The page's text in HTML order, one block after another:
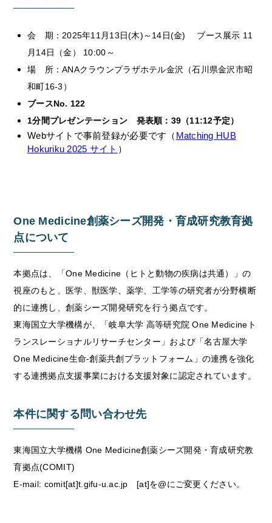
会 期：2025年11月13日(木)～14日(金) ブース展示 11
月14日（金） 10:00～
場 所：ANAクラウンプラザホテル金沢（石川県金沢市昭
和町16-3）
ブースNo. 122
1分間プレゼンテーション 発表順：39（11:12予定）
Webサイトで事前登録が必要です（ Matching HUB
Hokuriku 2025 サイト ）
One Medicine創薬シーズ開発・育成研究教育拠
点について
本拠点は、「One Medicine（ヒトと動物の疾病は共通）」の
視座のもと、医学、獣医学、薬学、工学等の研究者が分野横断
的に連携し、創薬シーズ開発研究を行う拠点です。
東海国立大学機構が、「岐阜大学 高等研究院 One Medicineト
ランスレーショナルリサーチセンター」および「名古屋大学
One Medicine生命-創薬共創プラットフォーム」の連携を強化
する連携拠点支援事業における支援対象に認定されています。
本件に関する問い合わせ先
東海国立大学機構 One Medicine創薬シーズ開発・育成研究教
育拠点(COMIT)
E-mail: comit[at]t.gifu-u.ac.jp [at]を@にご変更ください。